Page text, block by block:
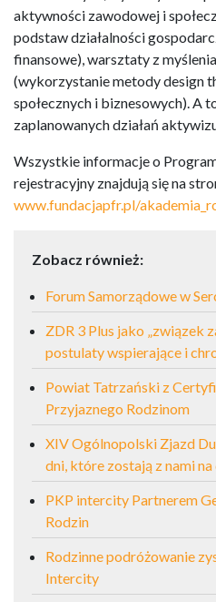
aktywności zawodowej i
podstaw działalności
finansowe), warsztaty z
(wykorzystanie metody design
społecznych i biznesowych). A
zaplanowanych działań
Wszystkie informacje o
rejestracyjny znajdują się na
www.fundacjapfr.pl/
Zobacz również:
Forum Samorządowe w
ZDR 3 Plus jako „związek
postulaty wspierające i
Powiat Tatrzański z
Przyjaznego Rodzinom
XIV Ogólnopolski Zjazd
dni, które zostają z nami na
PKP intercity Partnerem
Rodzin
Rodzinne podróżowanie
Intercity